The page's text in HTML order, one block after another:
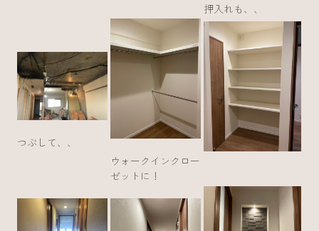
押入れも、、
つぶして、、
ウォークインクロー
ゼットに！